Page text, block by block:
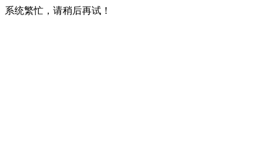
系统繁忙，请稍后再试！